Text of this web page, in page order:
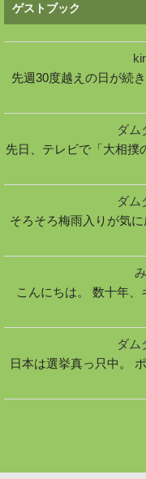
ゲストブック
先週30度越えの日が続
ダム
先日、テレビで「大相撲
ダム
そろそろ梅雨入りが気
こんにちは。 数十年、
ダム
日本は選挙真っ只中。